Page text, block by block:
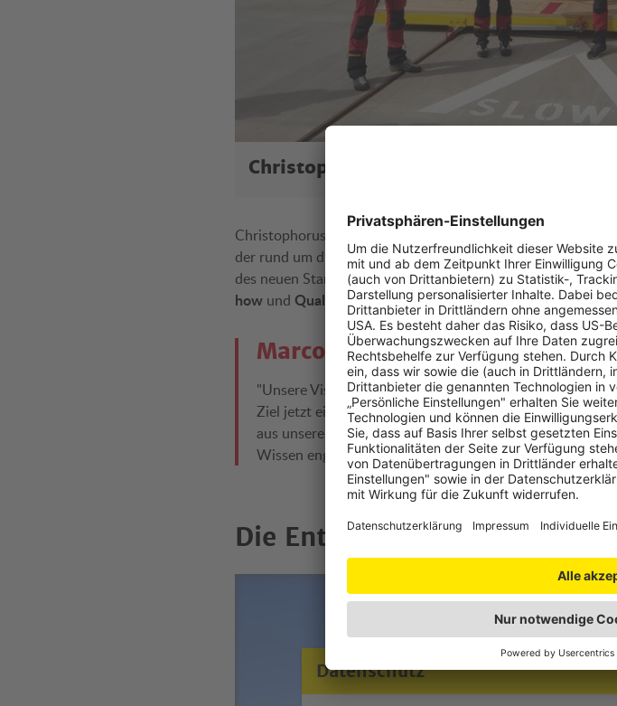
Christophorus 17
Christophorus 17 wird nach Christophorus 2 in Krems der
der rund um die Uhr für lebensrettende Einsätze zur
des neuen Standortes eine europaweite Ausschreibung,
how und Qualität überzeugen konnte.
Marco Trefanitz,
"Unsere Vision ist es,überall und zu jeder Zeit helfen zu
Ziel jetzt einen entscheidenden Schritt näher
aus unsere langjährige Erfahrung und das damit
Wissen engagiert für die Bewohner der Steiermark
Die Entstehung des Heliports
Datenschutz